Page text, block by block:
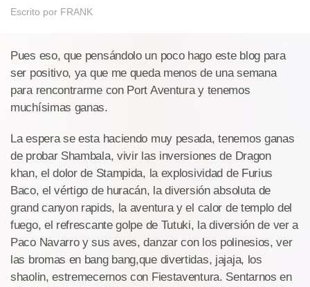
Escrito por FRANK
Pues eso, que pensándolo un poco hago este blog para
ser positivo, ya que me queda menos de una semana
para rencontrarme con Port Aventura y tenemos
muchísimas ganas.
La espera se esta haciendo muy pesada, tenemos ganas
de probar Shambala, vivir las inversiones de Dragon
khan, el dolor de Stampida, la explosividad de Furius
Baco, el vértigo de huracán, la diversión absoluta de
grand canyon rapids, la aventura y el calor de templo del
fuego, el refrescante golpe de Tutuki, la diversión de ver a
Paco Navarro y sus aves, danzar con los polinesios, ver
las bromas en bang bang,que divertidas, jajaja, los
shaolin, estremecernos con Fiestaventura. Sentarnos en